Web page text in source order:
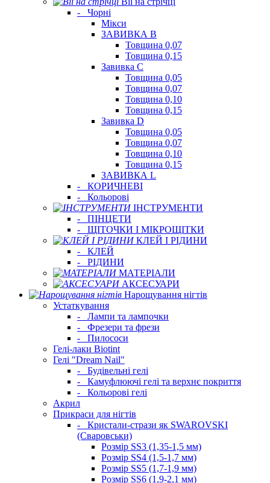
-
Чорні
Мікси
ЗАВИВКА В
Товщина 0,07
Товщина 0,15
Завивка C
Товщина 0,05
Товщина 0,07
Товщина 0,10
Товщина 0,15
Завивка D
Товщина 0,05
Товщина 0,07
Товщина 0,10
Товщина 0,15
ЗАВИВКА L
-
КОРИЧНЕВІ
-
Кольорові
ІНСТРУМЕНТИ
-
ПІНЦЕТИ
-
ЩІТОЧКИ І МІКРОЩІТКИ
КЛЕЙ І РІДИНИ
-
КЛЕЙ
-
РІДИНИ
МАТЕРІАЛИ
АКСЕСУАРИ
Нарощування нігтів
Устаткування
-
Лампи та лампочки
-
Фрезери та фрези
-
Пилососи
Гелі-лаки Biotint
Гелі "Dream Nail"
-
Будівельні гелі
-
Камуфлюючі гелі та верхнє покриття
-
Кольорові гелі
Акрил
Прикраси для нігтів
-
Кристали-стрази як SWAROVSKI
(Сваровськи)
Розмір SS3 (1,35-1,5 мм)
Розмір SS4 (1,5-1,7 мм)
Розмір SS5 (1,7-1,9 мм)
Розмір SS6 (1,9-2,1 мм)